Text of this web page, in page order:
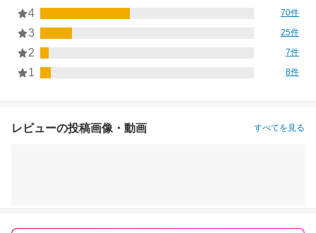
4 70件
3 25件
2 7件
1 8件
レビューの投稿画像・動画 すべてを見る